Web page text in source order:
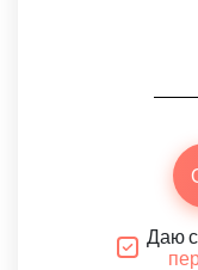
Даю